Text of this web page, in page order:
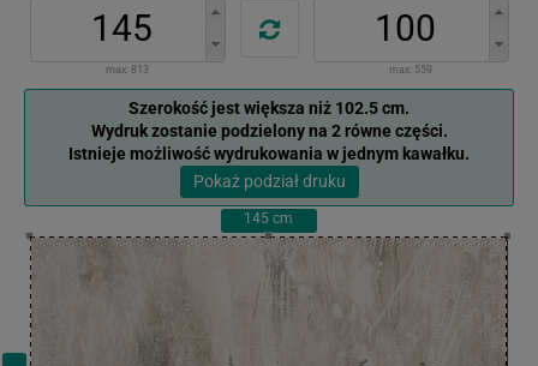
max: 813 max: 559
Szerokość jest większa niż 102.5 cm.
Wydruk zostanie podzielony na 2 równe części.
Istnieje możliwość wydrukowania w jednym kawałku.
Pokaż podział druku
145 cm